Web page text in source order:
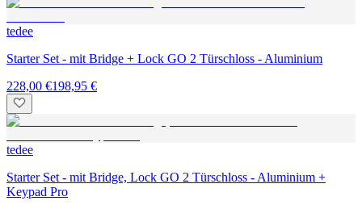
tedee
Starter Set - mit Bridge + Lock GO 2 Türschloss - Aluminium
228,00 €198,95 €
tedee
Starter Set - mit Bridge, Lock GO 2 Türschloss - Aluminium +
Keypad Pro